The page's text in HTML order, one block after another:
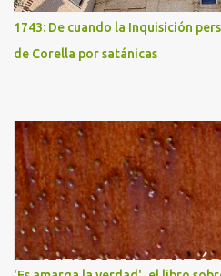
1743: De cuando la Inquisición
de Corella por satánicas